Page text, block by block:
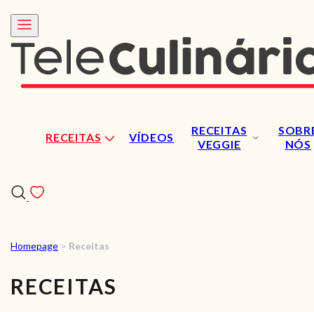
RECEITAS VÍDEOS
RECEITAS
VEGGIE
NÓS
Homepage > Receitas
RECEITAS